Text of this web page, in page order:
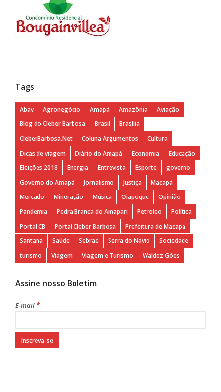
Tags
Abav Agronegócio Amapá Amazônia
Aviação
Blog do Cleber Barbosa
Brasil
Brasília
CleberBarbosa.Net
Coluna Argumentos
Cultura
Dicas de viagem
Diário do Amapá Economia
Educação
Eleições 2018
Energia Entrevista Esporte
governo
Governo do Amapá
Jornalismo Justiça
Macapá
Mercado
Mineração Música Oiapoque
Opinião
Pandemia
Pedra Branca do Amapari Petroleo
Política
Portal CB
Portal Cleber Barbosa
Prefeitura de Macapá
Santana
Saúde Sebrae Serra do Navio
Sociedade
turismo
Viagem Viagem e Turismo Waldez Góes
Assine nosso Boletim
E-mail *